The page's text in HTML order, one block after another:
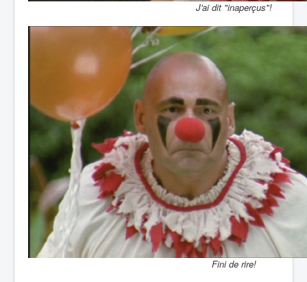
J'ai dit "inaperçus"!
Fini de rire!